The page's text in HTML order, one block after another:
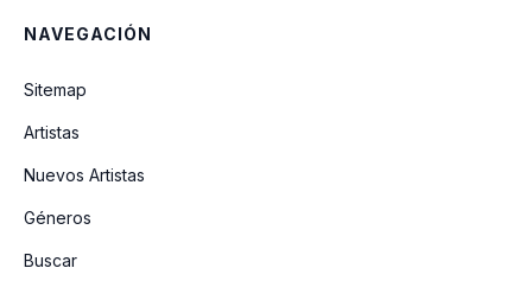
NAVEGACIÓN
Sitemap
Artistas
Nuevos Artistas
Géneros
Buscar